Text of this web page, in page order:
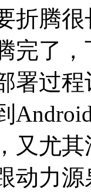
折腾
完了
署过
又尤
动力